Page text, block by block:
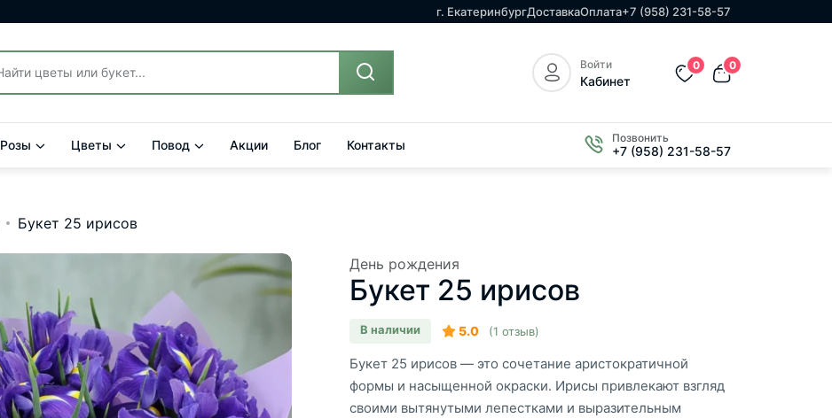
г. ЕкатеринбургДоставкаОплата+7 (958) 231-58-57
Войти
Кабинет
0 0
Розы Цветы Повод Акции Блог Контакты Позвонить
+7 (958) 231-58-57
Букет 25 ирисов
День рождения
Букет 25 ирисов
В наличии 5.0 (1 отзыв)
Букет 25 ирисов — это сочетание аристократичной
формы и насыщенной окраски. Ирисы привлекают взгляд
своими вытянутыми лепестками и выразительным